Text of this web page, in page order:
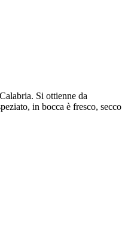
Si ottienne da
in bocca è fresco, secco